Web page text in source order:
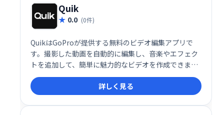
Quik
0.0 (0件)
QuikはGoProが提供する無料のビデオ編集アプリで
す。撮影した動画を自動的に編集し、音楽やエフェク
トを追加して、簡単に魅力的なビデオを作成できま
す。直感的な操作性で、初心者でも手軽に高品質な動
画編集を楽しめます。GoProユーザーだけでなく、あ
らゆる動画編集ニーズに対応する便利なアプリです。
詳しく見る